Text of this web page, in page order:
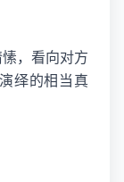
，看向对方
绎的相当真